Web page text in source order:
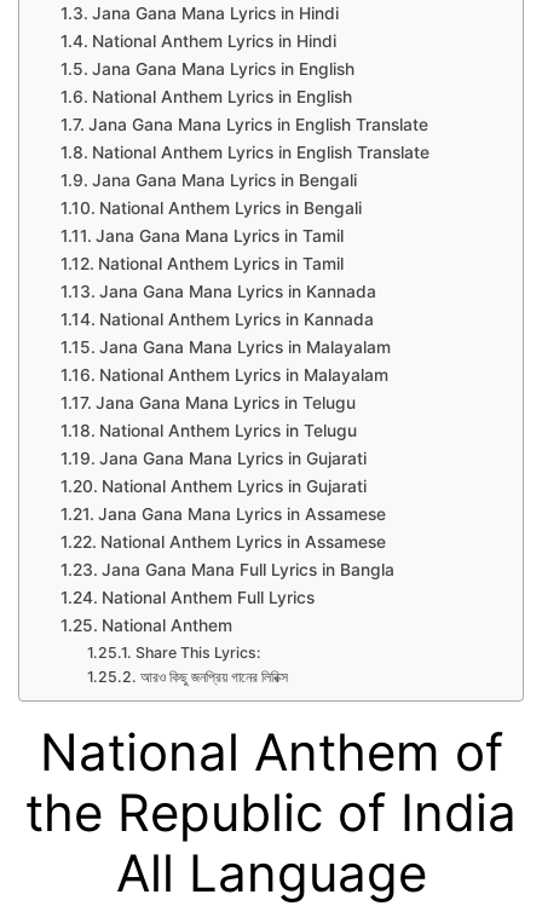
Jana Gana Mana Lyrics in Hindi
National Anthem Lyrics in Hindi
Jana Gana Mana Lyrics in English
National Anthem Lyrics in English
Jana Gana Mana Lyrics in English Translate
National Anthem Lyrics in English Translate
Jana Gana Mana Lyrics in Bengali
National Anthem Lyrics in Bengali
Jana Gana Mana Lyrics in Tamil
National Anthem Lyrics in Tamil
Jana Gana Mana Lyrics in Kannada
National Anthem Lyrics in Kannada
Jana Gana Mana Lyrics in Malayalam
National Anthem Lyrics in Malayalam
Jana Gana Mana Lyrics in Telugu
National Anthem Lyrics in Telugu
Jana Gana Mana Lyrics in Gujarati
National Anthem Lyrics in Gujarati
Jana Gana Mana Lyrics in Assamese
National Anthem Lyrics in Assamese
Jana Gana Mana Full Lyrics in Bangla
National Anthem Full Lyrics
National Anthem
Share This Lyrics:
আরও কিছু জনপ্রিয় গানের লিরিক্স
National Anthem of
the Republic of India
All Language